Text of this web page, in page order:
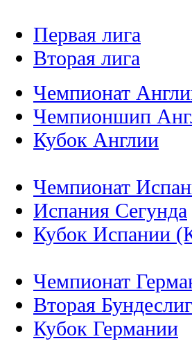
Первая лига
Вторая лига
Чемпионат
Чемпионшип
Кубок Англии
Чемпионат
Испания Сегунда
Кубок Испании
Чемпионат
Вторая
Кубок Германии